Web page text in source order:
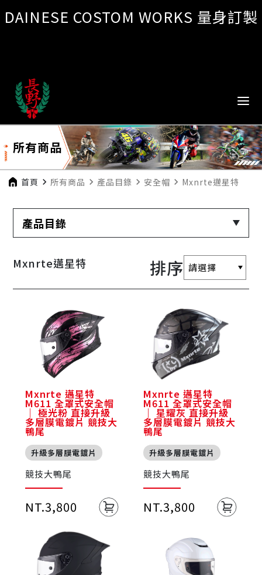
DAINESE COSTOM WORKS 量身訂製
所有商品
首頁 navigate_next 所有商品 navigate_next 產品目錄 navigate_next 安全帽 navigate_next Mxnrte邁星特
產品目錄
Mxnrte邁星特 排序
Mxnrte 邁星特
M611 全罩式安全帽
｜ 極光粉 直接升級
多層膜電鍍片 競技大
鴨尾
升級多層膜電鍍片
競技大鴨尾
NT.3,800
Mxnrte 邁星特
M611 全罩式安全帽
｜ 星耀灰 直接升級
多層膜電鍍片 競技大
鴨尾
升級多層膜電鍍片
競技大鴨尾
NT.3,800